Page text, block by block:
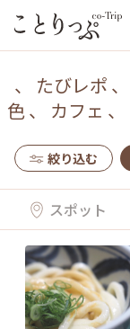
、 たびレポ 、
色、 カフェ 、
絞り込む
スポット